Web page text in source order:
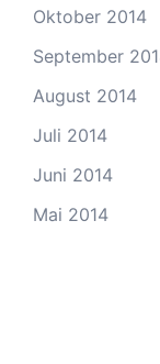
Oktober 2014
September
August 2014
Juli 2014
Juni 2014
Mai 2014